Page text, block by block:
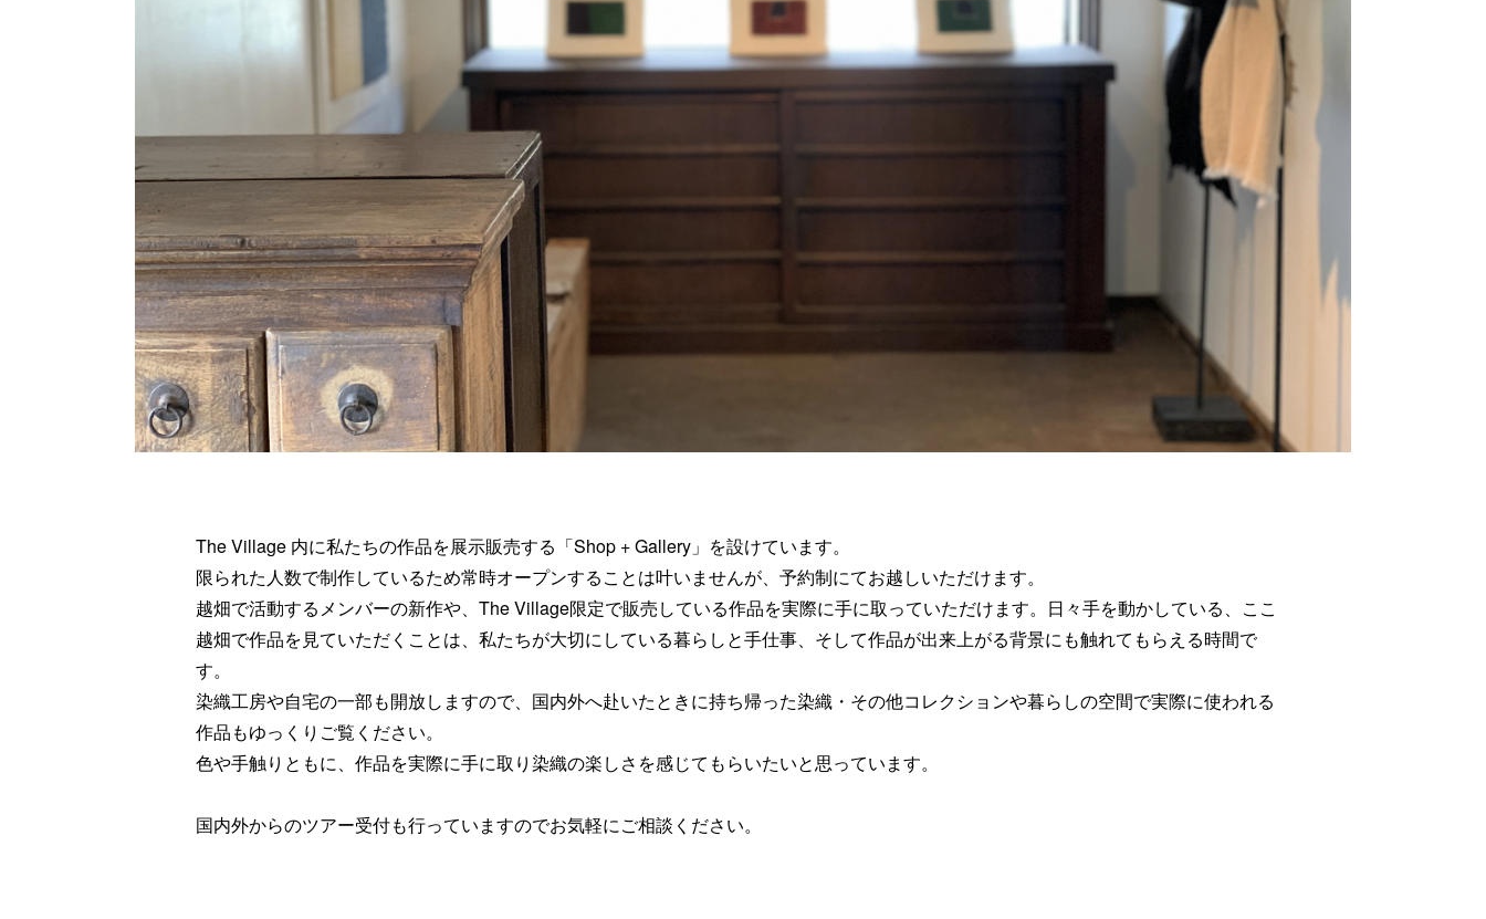
The Village 内に私たちの作品を展示販売する「Shop + Gallery」を設けています。
限られた人数で制作しているため常時オープンすることは叶いませんが、予約制にてお越しいただけます。
越畑で活動するメンバーの新作や、The Village限定で販売している作品を実際に手に取っていただけます。日々手を動かしている、ここ
越畑で作品を見ていただくことは、私たちが大切にしている暮らしと手仕事、そして作品が出来上がる背景にも触れてもらえる時間で
す。
染織工房や自宅の一部も開放しますので、国内外へ赴いたときに持ち帰った染織・その他コレクションや暮らしの空間で実際に使われる
作品もゆっくりご覧ください。
色や手触りともに、作品を実際に手に取り染織の楽しさを感じてもらいたいと思っています。
国内外からのツアー受付も行っていますのでお気軽にご相談ください。